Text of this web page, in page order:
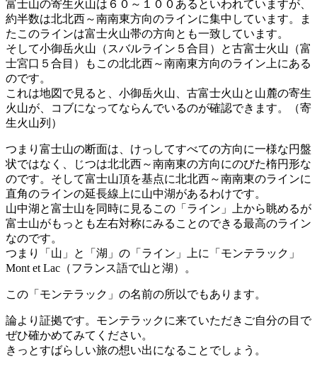
富士山の寄生火山は６０～１００あるといわれていますが、
約半数は北北西～南南東方向のラインに集中しています。ま
たこのラインは富士火山帯の方向とも一致しています。
そして小御岳火山（スバルライン５合目）と古富士火山（富
士宮口５合目）もこの北北西～南南東方向のライン上にある
のです。
これは地図で見ると、小御岳火山、古富士火山と山麓の寄生
火山が、コブになってならんでいるのが確認できます。（寄
生火山列）
つまり富士山の断面は、けっしてすべての方向に一様な円盤
状ではなく、じつは北北西～南南東の方向にのびた楕円形な
のです。そして富士山頂を基点に北北西～南南東のラインに
直角のラインの延長線上に山中湖があるわけです。
山中湖と富士山を同時に見るこの「ライン」上から眺めるが
富士山がもっとも左右対称にみることのできる最高のライン
なのです。
つまり「山」と「湖」の「ライン」上に「モンテラック」
Mont et Lac（フランス語で山と湖）。
この「モンテラック」の名前の所以でもあります。
論より証拠です。モンテラックに来ていただきご自分の目で
ぜひ確かめてみてください。
きっとすばらしい旅の想い出になることでしょう。